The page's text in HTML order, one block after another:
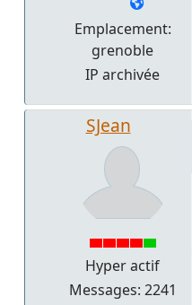
Emplacement:
grenoble
IP archivée
SJean
Hyper actif
Messages: 2241